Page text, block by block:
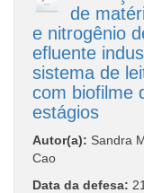
de
e nitrogênio
efluente
sistema de
com biofilme
estágios
Autor(a): Sandra
Cao
Data da defesa: